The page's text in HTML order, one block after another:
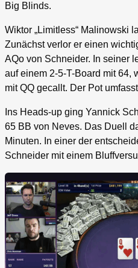
Big Blinds.
Wiktor „Limitless“ Malinowski
Zunächst verlor er einen
AQo von Schneider. In seiner
auf einem 2-5-T-Board mit 64,
mit QQ gecallt. Der Pot
Ins Heads-up ging Yannick
65 BB von Neves. Das Duell
Minuten. In einer der
Schneider mit einem